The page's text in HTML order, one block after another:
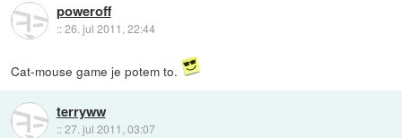
poweroff
::26. jul 2011, 22:44
Cat-mouse game je potem to.
terryww
::27. jul 2011, 03:07